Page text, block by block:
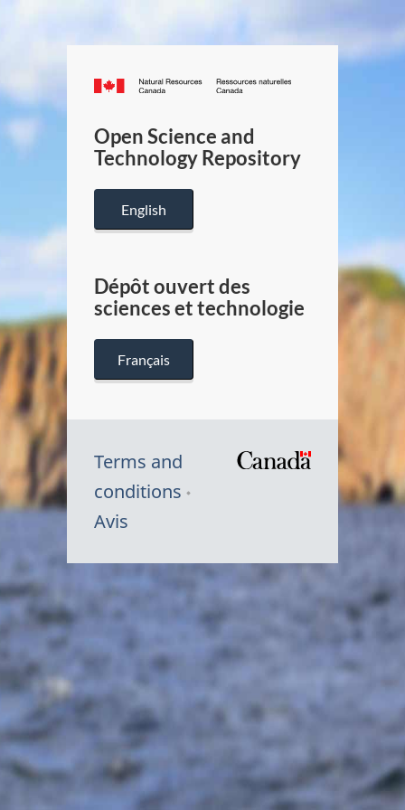
Canada.ca
/
Canada
Open Science and
Technology Repository
English
Dépôt ouvert des
sciences et technologie
Français
Terms and
conditions
Avis
Symbole
Canada